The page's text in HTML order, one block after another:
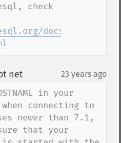
check
docs/7.4/
net¶ 23 years ago
in your
connecting to
newer than 7.1,
that your